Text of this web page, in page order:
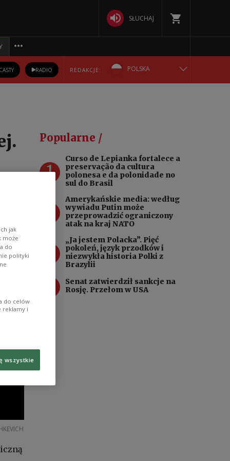
SŁUCHAJ
RADIO REDAKCJE: POLSKA
РУССКИЙ
УКРАЇНСЬКА
Popularne /
1
Curso de Lepianka fortalece a
preservação da cultura
polonesa e da polonidade no
sul do Brasil
Amerykańskie media: według
wywiadu Putin może
przeprowadzić ograniczony
atak na kraj NATO
„Ja jestem Polacka”. Pięć
pokoleń, język przodków i
niezwykła historia Polki z
Brazylii
Senat zatwierdził sankcje na
Rosję. Przełom w USA
jak
może
do
polityki
do celów
reklamy i
wszystkie